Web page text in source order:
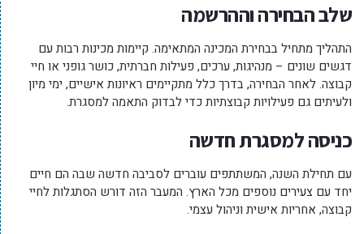
שלב הבחירה וההרשמה
התהליך מתחיל בבחירת המכינה המתאימה. קיימות מכינות רבות עם
דגשים שונים – מנהיגות, ערכים, פעילות חברתית, כושר גופני או חיי
קבוצה. לאחר הבחירה, בדרך כלל מתקיימים ראיונות אישיים, ימי מיון
ולעיתים גם פעילויות קבוצתיות כדי לבדוק התאמה למסגרת.
כניסה למסגרת חדשה
עם תחילת השנה, המשתתפים עוברים לסביבה חדשה שבה הם חיים
יחד עם צעירים נוספים מכל הארץ. המעבר הזה דורש הסתגלות לחיי
קבוצה, אחריות אישית וניהול עצמי.